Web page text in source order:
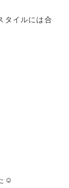
タイルには合
☺